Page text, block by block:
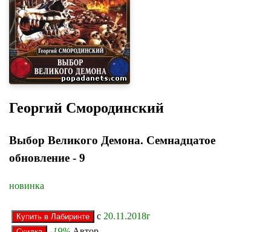
Георгий Смородинский
Выбор Великого Демона. Семнадцатое
обновление - 9
новинка
с 20.11.2018г